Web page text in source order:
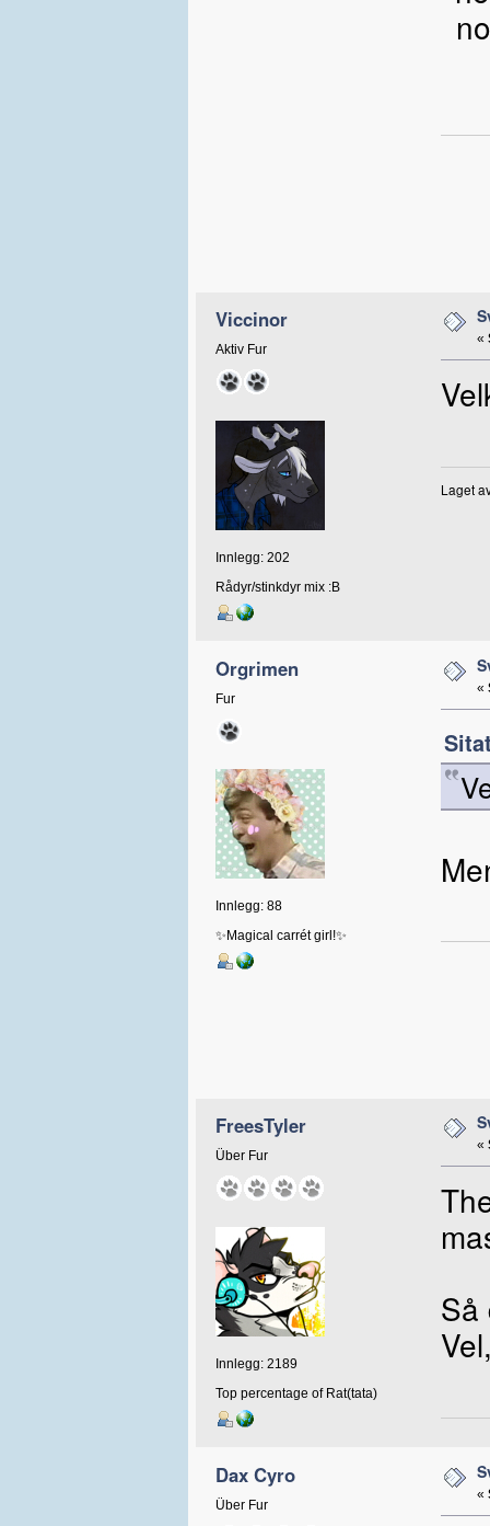
Viccinor
Aktiv Fur
Innlegg: 202
Rådyr/stinkdyr mix :B
«
Laget
Orgrimen
Fur
Innlegg: 88
✨Magical carrét girl!✨
«
FreesTyler
Über Fur
Innlegg: 2189
Top percentage of Rat(tata)
«
Så
Dax Cyro
Über Fur
«